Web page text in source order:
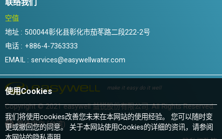
使用Cookies
我们将使用cookies改善您未来在本网站的使用经验。 您可以随时变
更或撤回您的同意。 关于本网站使用Cookies的详细的资讯，请参阅
联络我们
空值
地址 : 500044彰化县彰化市茄苳路二段222-2号
电话 : +886-4-7363333
EMAIL : services@easywellwater.com
make it easy do it well
Copyright © 2021 easywell 益锐股份有限公司. All Rights Reserved.
繁体中文 (台湾)